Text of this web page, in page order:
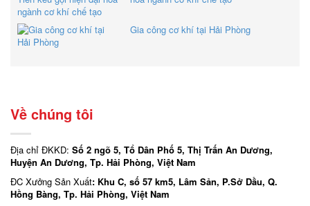
Gia công cơ khí tại Hải Phòng
Về chúng tôi
Địa chỉ ĐKKD: Số 2 ngõ 5, Tổ Dân Phố 5, Thị Trấn An Dương,
Huyện An Dương, Tp. Hải Phòng, Việt Nam
ĐC Xưởng Sản Xuất: Khu C, số 57 km5, Lâm Sản, P.Sở Dầu, Q.
Hồng Bàng, Tp. Hải Phòng, Việt Nam